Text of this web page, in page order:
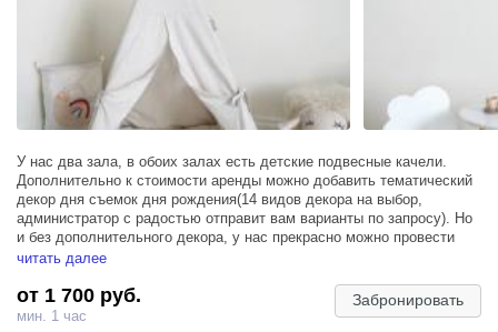
У нас два зала, в обоих залах есть детские подвесные качели.
Дополнительно к стоимости аренды можно добавить тематический
декор дня съемок дня рождения(14 видов декора на выбор,
администратор с радостью отправит вам варианты по запросу). Но
и без дополнительного декора, у нас прекрасно можно провести
фотосъемку дня рождения.
совершенно бесплатно.
По вопросам бронирования пишите, пожалуйста, в WhatsApp, в ТГ,
читать далее
от 1 700 руб.
мин. 1 час
Забронировать